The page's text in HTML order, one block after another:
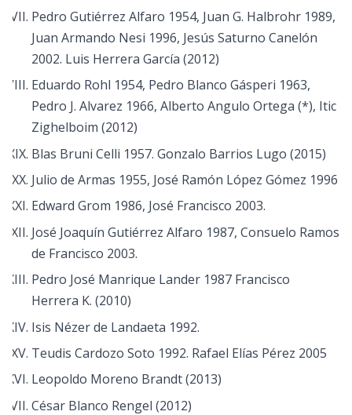
Pedro Gutiérrez Alfaro 1954, Juan G. Halbrohr 1989,
Juan Armando Nesi 1996, Jesús Saturno Canelón
2002. Luis Herrera García (2012)
Eduardo Rohl 1954, Pedro Blanco Gásperi 1963,
Pedro J. Alvarez 1966, Alberto Angulo Ortega (*), Itic
Zighelboim (2012)
Blas Bruni Celli 1957. Gonzalo Barrios Lugo (2015)
Julio de Armas 1955, José Ramón López Gómez 1996
Edward Grom 1986, José Francisco 2003.
José Joaquín Gutiérrez Alfaro 1987, Consuelo Ramos
de Francisco 2003.
Pedro José Manrique Lander 1987 Francisco
Herrera K. (2010)
Isis Nézer de Landaeta 1992.
Teudis Cardozo Soto 1992. Rafael Elías Pérez 2005
Leopoldo Moreno Brandt (2013)
César Blanco Rengel (2012)